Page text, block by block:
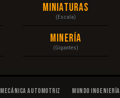
Miniaturas
(Escala)
Minería
(Gigantes)
Mecánica Automotriz Mundo Ingeniería